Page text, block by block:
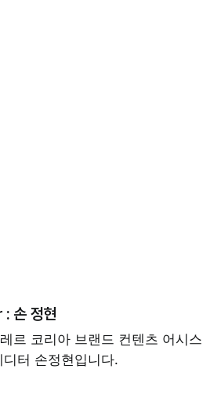
: 손 정현
르 코리아 브랜드 컨텐츠 어시스
디터 손정현입니다.